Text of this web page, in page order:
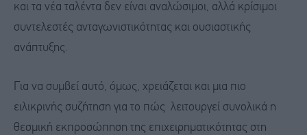
και τα νέα ταλέντα δεν είναι αναλώσιμοι, αλλά κρίσιμοι
συντελεστές ανταγωνιστικότητας και ουσιαστικής
ανάπτυξης.
Για να συμβεί αυτό, όμως, χρειάζεται και μια πιο
ειλικρινής συζήτηση για το πώς λειτουργεί συνολικά η
θεσμική εκπροσώπηση της επιχειρηματικότητας στη